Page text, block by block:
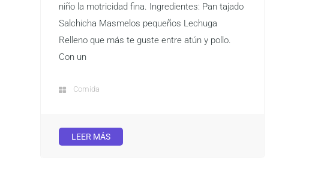
niño la motricidad fina. Ingredientes: Pan tajado
Salchicha Masmelos pequeños Lechuga
Relleno que más te guste entre atún y pollo.
Con un
Comida
LEER MÁS